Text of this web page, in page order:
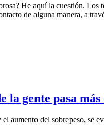
He aquí la cuestión.
de alguna manera, a
la gente pasa
aumento del sobrepeso, se